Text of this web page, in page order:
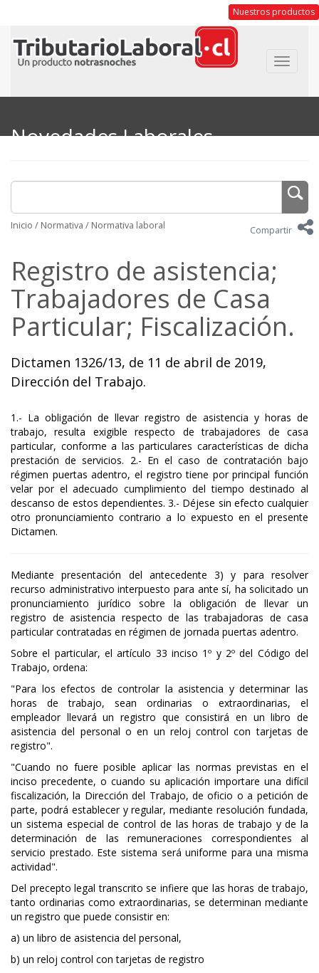
Nuestros productos
Toggle
Novedades Laborales
Inicio / Normativa / Normativa laboral Compartir
Registro de asistencia;
Trabajadores de Casa
Particular; Fiscalización.
Dictamen 1326/13, de 11 de abril de 2019,
Dirección del Trabajo.
1.- La obligación de llevar registro de asistencia y horas de
trabajo, resulta exigible respecto de trabajadores de casa
particular, conforme a las particulares características de dicha
prestación de servicios. 2.- En el caso de contratación bajo
régimen puertas adentro, el registro tiene por principal función
velar por el adecuado cumplimiento del tiempo destinado al
descanso de estos dependientes. 3.- Déjese sin efecto cualquier
otro pronunciamiento contrario a lo expuesto en el presente
Dictamen.
Mediante presentación del antecedente 3) y para resolver
recurso administrativo interpuesto para ante sí, ha solicitado un
pronunciamiento jurídico sobre la obligación de llevar un
registro de asistencia respecto de las trabajadoras de casa
particular contratadas en régimen de jornada puertas adentro.
Sobre el particular, el artículo 33 inciso 1º y 2º del Código del
Trabajo, ordena:
"Para los efectos de controlar la asistencia y determinar las
horas de trabajo, sean ordinarias o extraordinarias, el
empleador llevará un registro que consistirá en un libro de
asistencia del personal o en un reloj control con tarjetas de
registro".
"Cuando no fuere posible aplicar las normas previstas en el
inciso precedente, o cuando su aplicación importare una difícil
fiscalización, la Dirección del Trabajo, de oficio o a petición de
parte, podrá establecer y regular, mediante resolución fundada,
un sistema especial de control de las horas de trabajo y de la
determinación de las remuneraciones correspondientes al
servicio prestado. Este sistema será uniforme para una misma
actividad".
Del precepto legal transcrito se infiere que las horas de trabajo,
tanto ordinarias como extraordinarias, se determinan mediante
un registro que puede consistir en:
a) un libro de asistencia del personal,
b) un reloj control con tarjetas de registro